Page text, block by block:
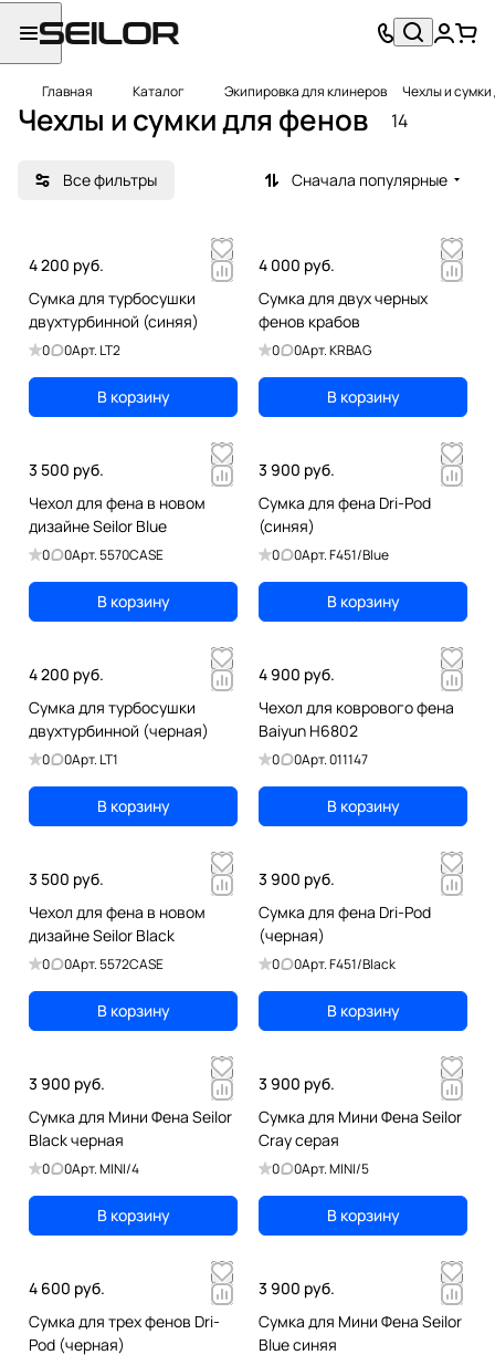
Главная Каталог Экипировка для клинеров Чехлы и
Чехлы и сумки для фенов 14
Все фильтры Сначала популярные
4 200 руб.
Сумка для турбосушки
двухтурбинной (синяя)
0 0Арт. LT2
В корзину
4 000 руб.
Сумка для двух черных
фенов крабов
0 0Арт.KRBAG
В корзину
3 500 руб.
Чехол для фена в новом
дизайне Seilor Blue
0 0Арт.5570CASE
В корзину
3 900 руб.
Сумка для фена Dri-Pod
(синяя)
0 0Арт.F451/Blue
В корзину
4 200 руб.
Сумка для турбосушки
двухтурбинной (черная)
0 0Арт. LT1
В корзину
4 900 руб.
Чехол для коврового фена
Baiyun H6802
0 0Арт.011147
В корзину
3 500 руб.
Чехол для фена в новом
дизайне Seilor Black
0 0Арт.5572CASE
В корзину
3 900 руб.
Сумка для фена Dri-Pod
(черная)
0 0Арт.F451/Black
В корзину
3 900 руб.
Сумка для Мини Фена Seilor
Black черная
0 0Арт.MINI/4
В корзину
3 900 руб.
Сумка для Мини Фена Seilor
Cray серая
0 0Арт.MINI/5
В корзину
4 600 руб.
Сумка для трех фенов Dri-
Pod (черная)
3 900 руб.
Сумка для Мини Фена Seilor
Blue синяя